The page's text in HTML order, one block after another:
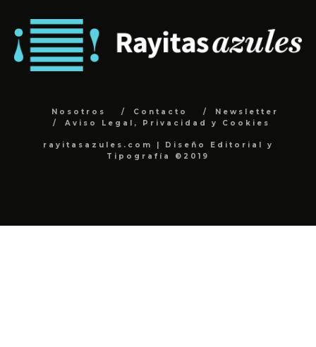
Nosotros Contacto
Newsletter
Aviso Legal, Privacidad y Cookies
rayitasazules.com | Diseño Editorial y
Tipografía ©2019